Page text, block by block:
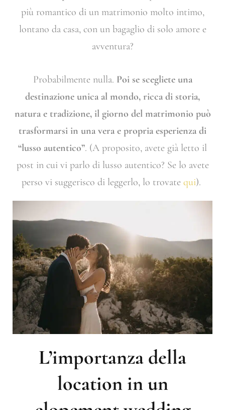
più romantico di un matrimonio molto intimo,
lontano da casa, con un bagaglio di solo amore e
avventura?
Probabilmente nulla. Poi se scegliete una
destinazione unica al mondo, ricca di storia,
natura e tradizione, il giorno del matrimonio può
trasformarsi in una vera e propria esperienza di
“lusso autentico”. (A proposito, avete già letto il
post in cui vi parlo di lusso autentico? Se lo avete
perso vi suggerisco di leggerlo, lo trovate qui).
L’importanza della
location in un